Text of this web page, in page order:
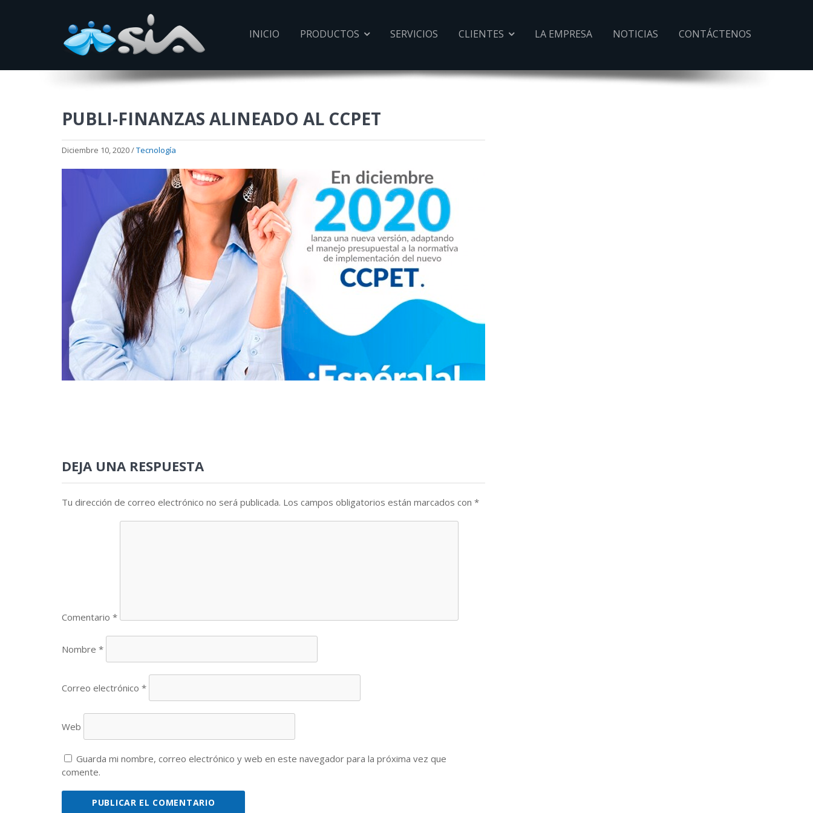
INICIO PRODUCTOS  SERVICIOS CLIENTES  LA EMPRESA NOTICIAS CONTÁCTENOS
PUBLI-FINANZAS ALINEADO AL CCPET
Diciembre 10, 2020 /Tecnología
DEJA UNA RESPUESTA
Tu dirección de correo electrónico no será publicada. Los campos obligatorios están marcados con *
Comentario *
Nombre *
Correo electrónico *
Web
Guarda mi nombre, correo electrónico y web en este navegador para la próxima vez que
comente.